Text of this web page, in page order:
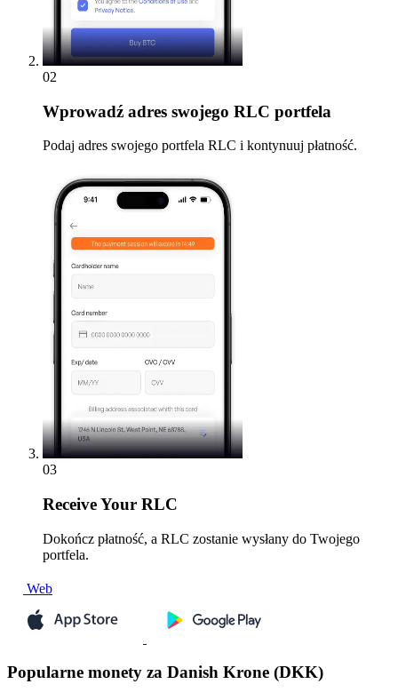
02
Wprowadź adres swojego RLC portfela
Podaj adres swojego portfela RLC i kontynuuj płatność.
03
ReceiveYour RLC
Dokończ płatność, a RLC zostanie wysłany do Twojego
portfela.
Web
Popularne monety za Danish Krone (DKK)